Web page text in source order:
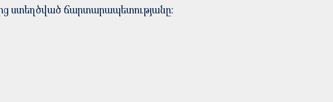
ստեղծված ճարտարապետությանը: